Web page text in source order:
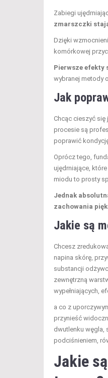
Zabiegi
zmarszczki
Dzięki
komórkowej
Pierwsze efekty
wybranej metody
Jak
Chcąc cieszyć
procesie są
poprawić
Oprócz tego,
ujędrniające,
miodu to prosty
Jednak
zachowania
Jakie są
Chcesz
napina skórę,
substancji
zewnętrzną
wypełniających,
a co z
przynieść
dwutlenku węgla,
podciśnieniem,
Jakie